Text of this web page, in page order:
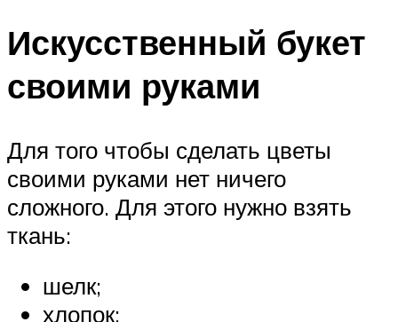
Искусственный букет
своими руками
Для того чтобы сделать цветы
своими руками нет ничего
сложного. Для этого нужно взять
ткань:
шелк;
хлопок;